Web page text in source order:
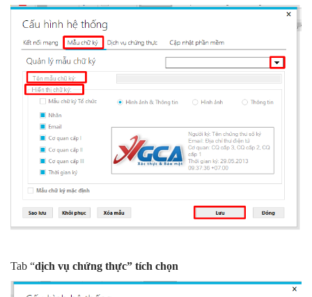
Tab “dịch vụ chứng thực” tích chọn